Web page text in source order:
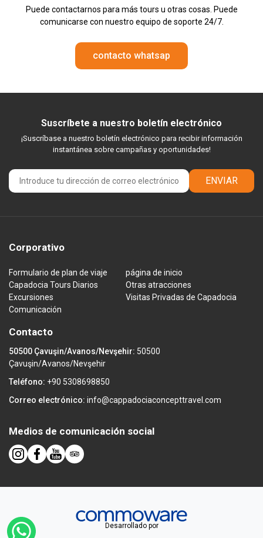
Puede contactarnos para más tours u otras cosas. Puede
comunicarse con nuestro equipo de soporte 24/7.
contacto whatsap
Suscríbete a nuestro boletín electrónico
¡Suscríbase a nuestro boletín electrónico para recibir información
instantánea sobre campañas y oportunidades!
ENVIAR
Corporativo
Formulario de plan de viaje
página de inicio
Capadocia Tours Diarios
Otras atracciones
Excursiones
Visitas Privadas de Capadocia
Comunicación
Contacto
50500 Çavuşin/Avanos/Nevşehir: 50500
Çavuşin/Avanos/Nevşehir
Teléfono: +90 5308698850
Correo electrónico: info@cappadociaconcepttravel.com
Medios de comunicación social
Desarrollado por